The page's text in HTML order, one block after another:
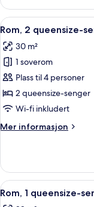
1
kingsize-
seng
Åpne
alle
bildene
av
Rom,
2
queensize-
5
Rom, 2 queensize-
30 m²
1 soverom
Plass til 4 personer
2 queensize-senger
Wi-fi inkludert
Mer informasjon
Mer
2
queensize-
senger
Åpne
alle
4
Rom, 1 queensize-